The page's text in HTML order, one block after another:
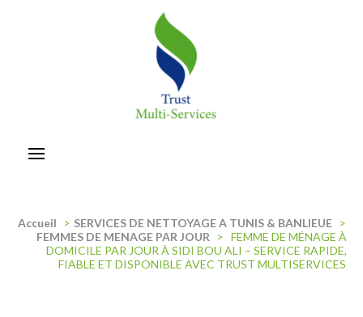
Accueil > SERVICES DE NETTOYAGE A TUNIS & BANLIEUE >
FEMMES DE MENAGE PAR JOUR
> FEMME DE MÉNAGE À
DOMICILE PAR JOUR À SIDI BOU ALI – SERVICE RAPIDE,
FIABLE ET DISPONIBLE AVEC TRUST MULTISERVICES